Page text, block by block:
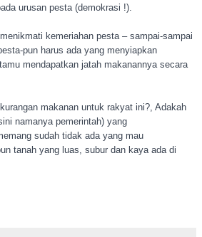
urusan pesta (demokrasi !).
kemeriahan pesta – sampai-sampai
pun harus ada yang menyiapkan
mendapatkan jatah makanannya secara
makanan untuk rakyat ini?, Adakah
namanya pemerintah) yang
sudah tidak ada yang mau
tanah yang luas, subur dan kaya ada di